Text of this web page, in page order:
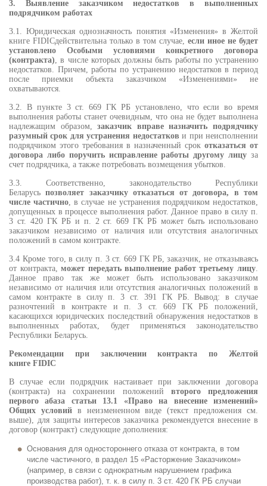
3. Выявление заказчиком недостатков в выполненных
подрядчиком работах
3.1. Юридическая однозначность понятия «Изменения» в Желтой
книге FIDICдействительна только в том случае, если иное не будет
установлено Особыми условиями
конкретного договора
(контракта), в числе которых должны быть работы по устранению
недостатков. Причем, работы по устранению недостатков в период
после приемки объекта заказчиком «Изменениями» не
охватываются.
3.2. В пункте 3 ст. 669 ГК РБ установлено, что если во время
выполнения работы станет очевидным, что она не будет выполнена
надлежащим образом,заказчик вправе назначить подрядчику
разумный срок для устранения недостатков и при неисполнении
подрядчиком этого требования в назначенный срок отказаться от
договора либо поручить исправление работы другому лицу за
счет подрядчика, а также потребовать возмещения убытков.
3.3. Соответственно, законодательство Республики
Беларусьпозволяет заказчику отказаться от договора, в том
числе частично, в случае не устранения подрядчиком недостатков,
допущенных в процессе выполнения работ. Данное право в силу п.
3 ст. 420 ГК РБ и п. 2 ст. 669 ГК РБ может быть использовано
заказчиком независимо от наличия или отсутствия аналогичных
положений в самом контракте.
3.4 Кроме того, в силу п. 3 ст. 669 ГК РБ, заказчик, не отказываясь
от контракта,может передать выполнение работ третьему лицу.
Данное право так же может быть использовано заказчиком
независимо от наличия или отсутствия аналогичных положений в
самом контракте в силу п. 3 ст. 391 ГК РБ. Вывод: в случае
разночтений в контракте и п. 3 ст. 669 ГК РБ положений,
касающихся юридических последствий обнаружения недостатков в
выполненных работах, будет применяться законодательство
Республики Беларусь.
Рекомендации при заключении контракта по Желтой
книге FIDIC
В случае если подрядчик настаивает при заключении договора
(контракта) на сохранении положений второго предложения
первого абаза статьи 13.1 «Право на внесение изменений»
Общих условийв неизмененном виде (текст предложения см.
выше), для защиты интересов заказчика рекомендуется внесение в
договор (контракт) следующие дополнения:
Основания для одностороннего отказа от контракта, в том
числе частичного, в раздел 15 «Расторжение Заказчиком»
(например, в связи с однократным нарушением графика
производства работ), т. к. в силу п. 3 ст. 420 ГК РБ случаи